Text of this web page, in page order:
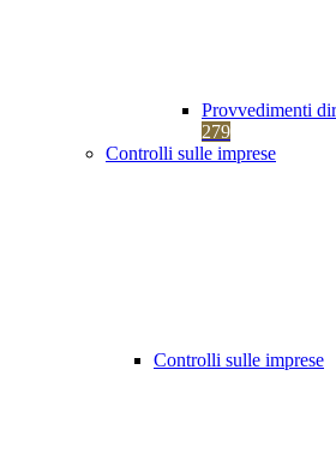
Provvedimenti
279
Controlli sulle imprese
Controlli sulle imprese